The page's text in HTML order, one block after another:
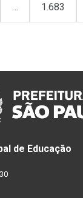
… 1.683
de Educação